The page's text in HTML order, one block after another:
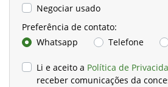
Negociar usado
Preferência de contato:
Whatsapp
Telefone
Li e aceito a Política de
receber comunicações da